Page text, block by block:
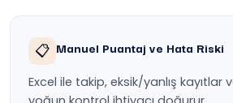
📋 Manuel Puantaj ve Hata Riski
Excel ile takip, eksik/yanlış